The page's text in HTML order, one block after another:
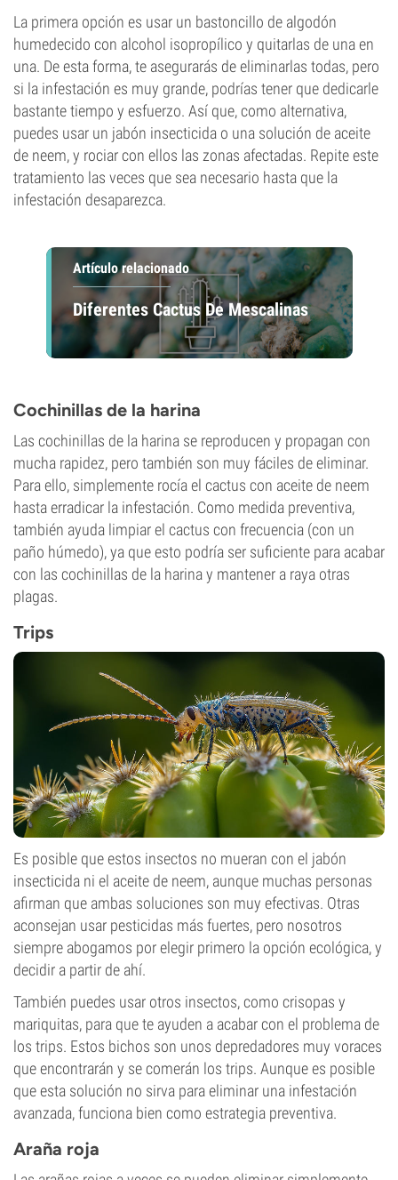
La primera opción es usar un bastoncillo de algodón
humedecido con alcohol isopropílico y quitarlas de una en
una. De esta forma, te asegurarás de eliminarlas todas, pero
si la infestación es muy grande, podrías tener que dedicarle
bastante tiempo y esfuerzo. Así que, como alternativa,
puedes usar un jabón insecticida o una solución de aceite
de neem, y rociar con ellos las zonas afectadas. Repite este
tratamiento las veces que sea necesario hasta que la
infestación desaparezca.
Artículo relacionado
Diferentes Cactus De Mescalinas
Cochinillas de la harina
Las cochinillas de la harina se reproducen y propagan con
mucha rapidez, pero también son muy fáciles de eliminar.
Para ello, simplemente rocía el cactus con aceite de neem
hasta erradicar la infestación. Como medida preventiva,
también ayuda limpiar el cactus con frecuencia (con un
paño húmedo), ya que esto podría ser suficiente para acabar
con las cochinillas de la harina y mantener a raya otras
plagas.
Trips
Es posible que estos insectos no mueran con el jabón
insecticida ni el aceite de neem, aunque muchas personas
afirman que ambas soluciones son muy efectivas. Otras
aconsejan usar pesticidas más fuertes, pero nosotros
siempre abogamos por elegir primero la opción ecológica, y
decidir a partir de ahí.
También puedes usar otros insectos, como crisopas y
mariquitas, para que te ayuden a acabar con el problema de
los trips. Estos bichos son unos depredadores muy voraces
que encontrarán y se comerán los trips. Aunque es posible
que esta solución no sirva para eliminar una infestación
avanzada, funciona bien como estrategia preventiva.
Araña roja